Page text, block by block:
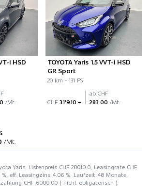
i HSD
/Mt.
TOYOTA Yaris 1.5 VVT-i HSD
GR Sport
20 km - 131 PS
CHF 31'910.–
ab CHF
283.00 /Mt.
/Mt.
Yaris, Listenpreis CHF 28010.0, Leasingrate CHF
%, eff. Leasingzins 4.06 %, Laufzeit 48 Monate,
CHF 6000.00 ( nicht obligatorisch ),